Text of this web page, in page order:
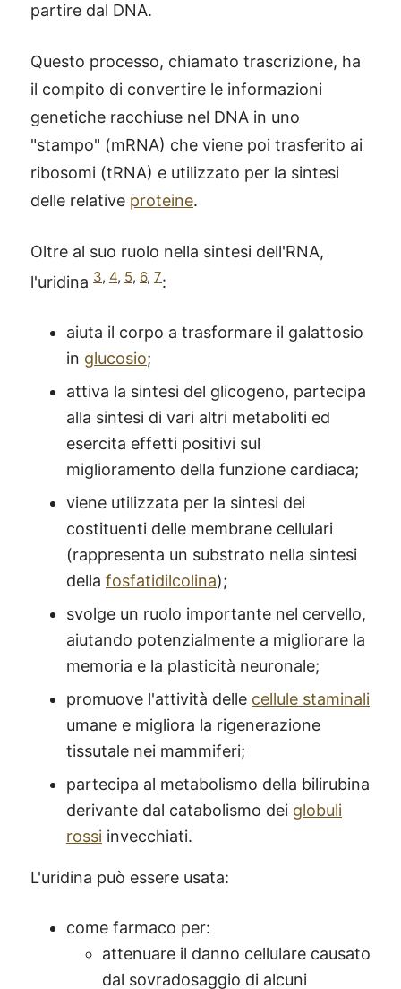
partire dal DNA.
Questo processo, chiamato trascrizione, ha
il compito di convertire le informazioni
genetiche racchiuse nel DNA in uno
"stampo" (mRNA) che viene poi trasferito ai
ribosomi (tRNA) e utilizzato per la sintesi
delle relative proteine.
Oltre al suo ruolo nella sintesi dell'RNA,
l'uridina 3, 4, 5, 6, 7:
aiuta il corpo a trasformare il galattosio
in glucosio;
attiva la sintesi del glicogeno, partecipa
alla sintesi di vari altri metaboliti ed
esercita effetti positivi sul
miglioramento della funzione cardiaca;
viene utilizzata per la sintesi dei
costituenti delle membrane cellulari
(rappresenta un substrato nella sintesi
della fosfatidilcolina);
svolge un ruolo importante nel cervello,
aiutando potenzialmente a migliorare la
memoria e la plasticità neuronale;
promuove l'attività delle cellule staminali
umane e migliora la rigenerazione
tissutale nei mammiferi;
partecipa al metabolismo della bilirubina
derivante dal catabolismo dei globuli
rossi invecchiati.
L'uridina può essere usata:
come farmaco per:
attenuare il danno cellulare causato
dal sovradosaggio di alcuni